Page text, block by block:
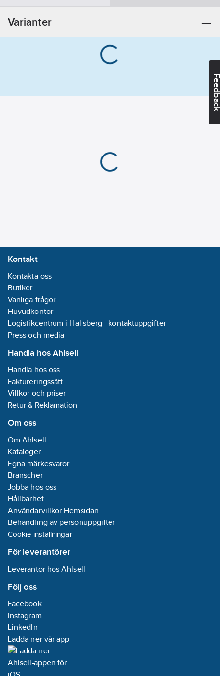
Varianter
Kontakt
Kontakta oss
Butiker
Vanliga frågor
Huvudkontor
Logistikcentrum i Hallsberg - kontaktuppgifter
Press och media
Handla hos Ahlsell
Handla hos oss
Faktureringssätt
Villkor och priser
Retur & Reklamation
Om oss
Om Ahlsell
Kataloger
Egna märkesvaror
Branscher
Jobba hos oss
Hållbarhet
Användarvillkor Hemsidan
Behandling av personuppgifter
Cookie-inställningar
För leverantörer
Leverantör hos Ahlsell
Följ oss
Facebook
Instagram
LinkedIn
Ladda ner vår app